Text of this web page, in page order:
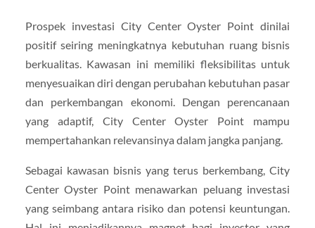
Prospek investasi City Center Oyster Point dinilai
positif seiring meningkatnya kebutuhan ruang bisnis
berkualitas. Kawasan ini memiliki fleksibilitas untuk
menyesuaikan diri dengan perubahan kebutuhan pasar
dan perkembangan ekonomi. Dengan perencanaan
yang adaptif, City Center Oyster Point mampu
mempertahankan relevansinya dalam jangka panjang.
Sebagai kawasan bisnis yang terus berkembang, City
Center Oyster Point menawarkan peluang investasi
yang seimbang antara risiko dan potensi keuntungan.